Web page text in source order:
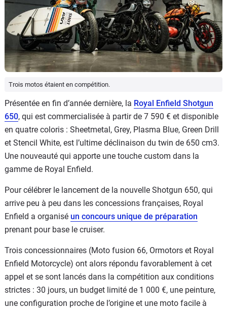
Trois motos étaient en compétition.
Présentée en fin d’année dernière, la Royal Enfield Shotgun
650, qui est commercialisée à partir de 7 590 € et disponible
en quatre coloris : Sheetmetal, Grey, Plasma Blue, Green Drill
et Stencil White, est l’ultime déclinaison du twin de 650 cm3.
Une nouveauté qui apporte une touche custom dans la
gamme de Royal Enfield.
Pour célébrer le lancement de la nouvelle Shotgun 650, qui
arrive peu à peu dans les concessions françaises, Royal
Enfield a organisé un concours unique de préparation
prenant pour base le cruiser.
Trois concessionnaires (Moto fusion 66, Ormotors et Royal
Enfield Motorcycle) ont alors répondu favorablement à cet
appel et se sont lancés dans la compétition aux conditions
strictes : 30 jours, un budget limité de 1 000 €, une peinture,
une configuration proche de l’origine et une moto facile à